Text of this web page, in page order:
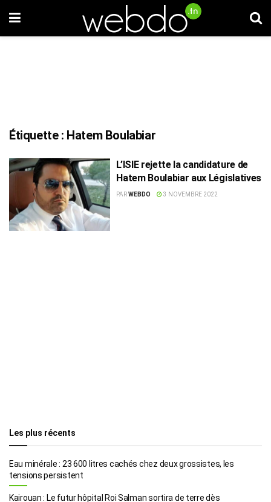
Étiquette : Hatem Boulabiar
L’ISIE rejette la candidature de
Hatem Boulabiar aux Législatives
PARWEBDO 3 NOVEMBRE 2022
Les plus récents
Eau minérale : 23 600 litres cachés chez deux grossistes, les
tensions persistent
Kairouan : Le futur hôpital Roi Salman sortira de terre dès